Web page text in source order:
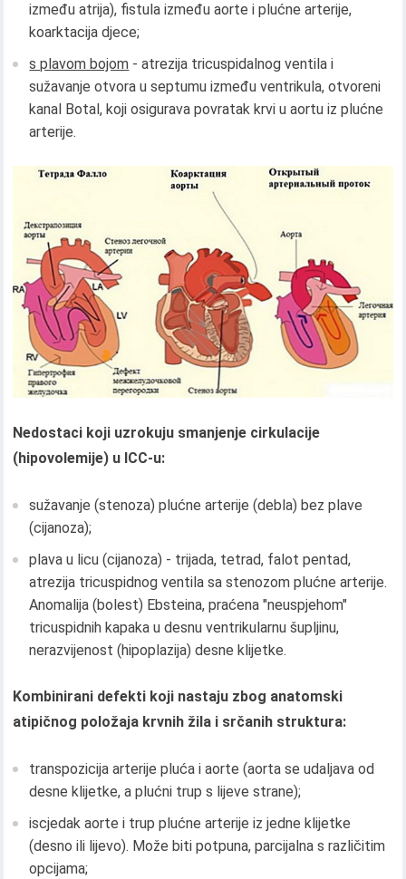
između atrija), fistula između aorte i plućne arterije,
koarktacija djece;
s plavom bojom - atrezija tricuspidalnog ventila i
sužavanje otvora u septumu između ventrikula, otvoreni
kanal Botal, koji osigurava povratak krvi u aortu iz plućne
arterije.
Nedostaci koji uzrokuju smanjenje cirkulacije
(hipovolemije) u ICC-u:
sužavanje (stenoza) plućne arterije (debla) bez plave
(cijanoza);
plava u licu (cijanoza) - trijada, tetrad, falot pentad,
atrezija tricuspidnog ventila sa stenozom plućne arterije.
Anomalija (bolest) Ebsteina, praćena "neuspjehom"
tricuspidnih kapaka u desnu ventrikularnu šupljinu,
nerazvijenost (hipoplazija) desne klijetke.
Kombinirani defekti koji nastaju zbog anatomski
atipičnog položaja krvnih žila i srčanih struktura:
transpozicija arterije pluća i aorte (aorta se udaljava od
desne klijetke, a plućni trup s lijeve strane);
iscjedak aorte i trup plućne arterije iz jedne klijetke
(desno ili lijevo). Može biti potpuna, parcijalna s različitim
opcijama;